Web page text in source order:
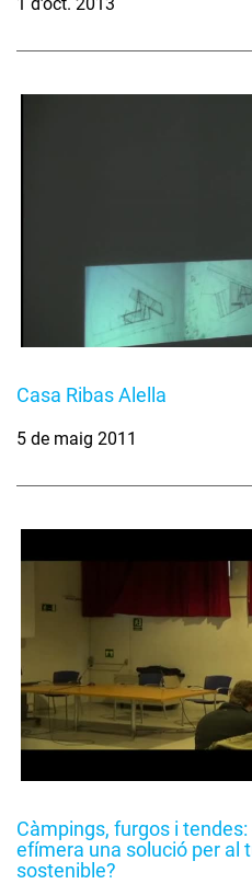
Casa Ribas Alella
5 de maig 2011
Càmpings, furgos i
efímera una solució per al
sostenible?